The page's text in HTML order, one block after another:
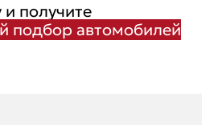
и получите
подбор автомобилей